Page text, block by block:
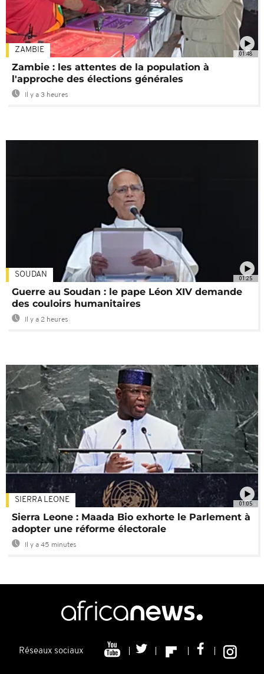
01:48
ZAMBIE
Zambie : les attentes de la population à
l'approche des élections générales
Il y a 3 heures
01:25
SOUDAN
Guerre au Soudan : le pape Léon XIV demande
des couloirs humanitaires
Il y a 2 heures
01:05
SIERRA LEONE
Sierra Leone : Maada Bio exhorte le Parlement à
adopter une réforme électorale
Il y a 45 minutes
Réseaux sociaux